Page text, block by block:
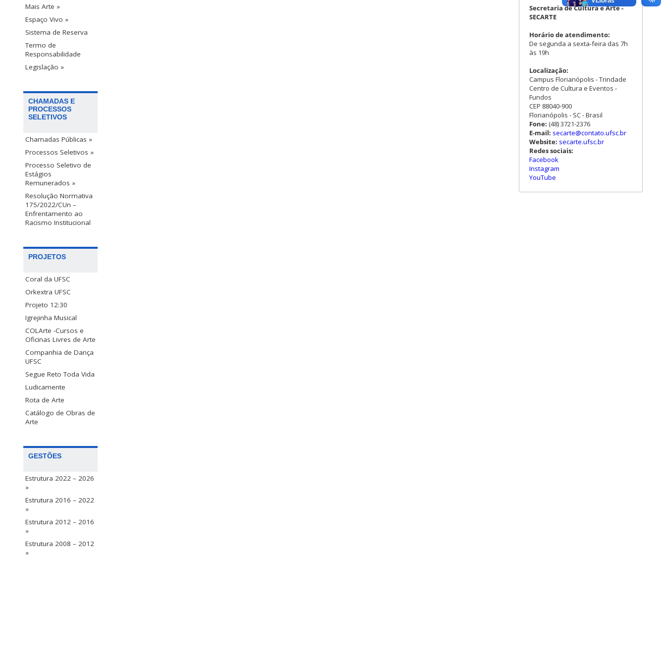
Mais Arte »
Espaço Vivo »
Sistema de Reserva
Termo de
Responsabilidade
Legislação »
CHAMADAS E
PROCESSOS
SELETIVOS
Chamadas Públicas »
Processos Seletivos »
Processo Seletivo de
Estágios
Remunerados »
Resolução Normativa
175/2022/CUn –
Enfrentamento ao
Racismo Institucional
PROJETOS
Coral da UFSC
Orkextra UFSC
Projeto 12:30
Igrejinha Musical
COLArte -Cursos e
Oficinas Livres de Arte
Companhia de Dança
UFSC
Segue Reto Toda Vida
Ludicamente
Rota de Arte
Catálogo de Obras de
Arte
GESTÕES
Estrutura 2022 – 2026
»
Estrutura 2016 – 2022
»
Estrutura 2012 – 2016
»
Estrutura 2008 – 2012
»
Secretaria de Cultura e Arte -
SECARTE
Horário de atendimento:
De segunda a sexta-feira das 7h
às 19h
Localização:
Campus Florianópolis - Trindade
Centro de Cultura e Eventos -
Fundos
CEP 88040-900
Florianópolis - SC - Brasil
Fone: (48) 3721-2376
E-mail: secarte@contato.ufsc.br
Website: secarte.ufsc.br
Redes sociais:
Facebook
Instagram
YouTube